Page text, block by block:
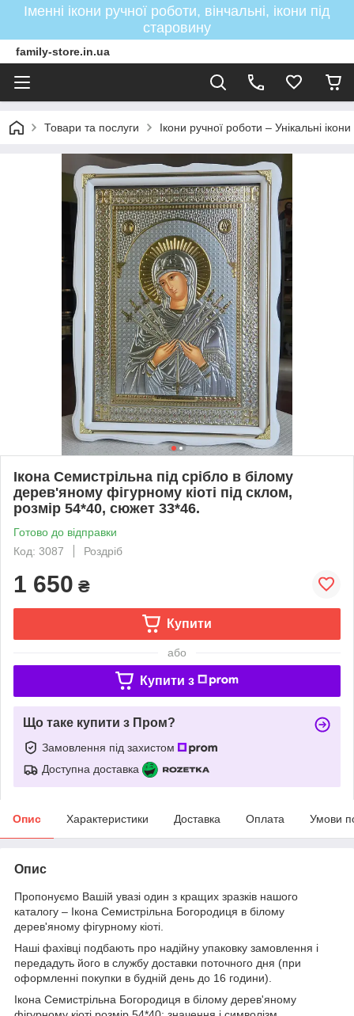
Іменні ікони ручної роботи, вінчальні, ікони під
старовину
family-store.in.ua
Товари та послуги Ікони ручної роботи – Унікальні
Ікона Семистрільна під срібло в білому
дерев'яному фігурному кіоті під склом,
розмір 54*40, сюжет 33*46.
Готово до відправки
Код: 3087
Роздріб
1 650 ₴
Купити
або
Купити з
Що таке купити з Пром?
Замовлення під захистом
Доступна доставка
Опис Характеристики Доставка Оплата Умови
Опис
Пропонуємо Вашій увазі один з кращих зразків нашого
каталогу – Ікона Семистрільна Богородиця в білому
дерев'яному фігурному кіоті.
Наші фахівці подбають про надійну упаковку замовлення і
передадуть його в службу доставки поточного дня (при
оформленні покупки в будній день до 16 години).
Ікона Семистрільна Богородиця в білому дерев'яному